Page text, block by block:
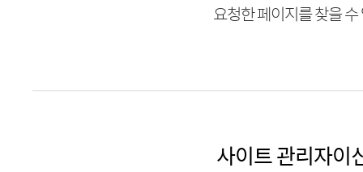
요청한 페이지를 찾을
사이트 관리자이